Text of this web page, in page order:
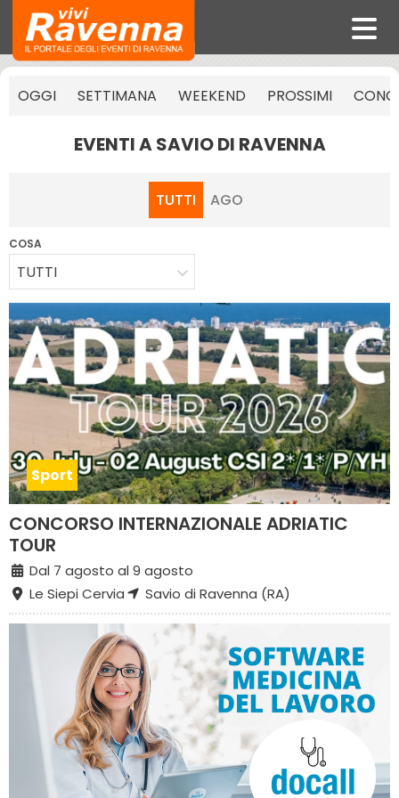
OGGI SETTIMANA WEEKEND PROSSIMI
EVENTI A SAVIO DI RAVENNA
TUTTI AGO
COSA
TUTTI
Sport
CONCORSO INTERNAZIONALE ADRIATIC
TOUR
Dal 7 agosto al 9 agosto
Le Siepi Cervia
Savio di Ravenna (RA)